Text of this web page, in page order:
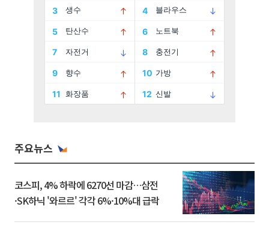
주요뉴스
코스피, 4% 하락에 6270선 마감…삼전
·SK하닉 '와르르' 각각 6%·10%대 급락